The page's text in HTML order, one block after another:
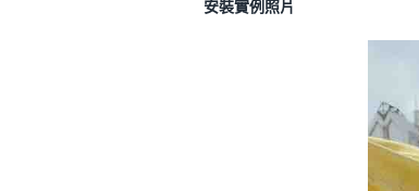
安裝實例照片